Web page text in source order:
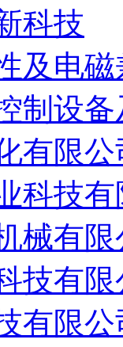
科技
及电
制设
有限公
科技
械有限
技有
有限公